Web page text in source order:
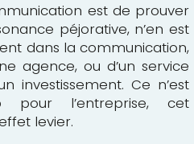
est de prouver
péjorative, n’en est
dans la communication,
agence, ou d’un service
investissement. Ce n’est
l’entreprise, cet
levier.